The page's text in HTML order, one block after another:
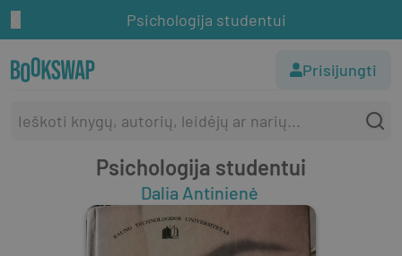
Psichologija studentui
Prisijungti
Psichologija studentui
Dalia Antinienė